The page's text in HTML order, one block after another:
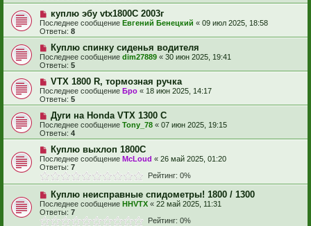
куплю эбу vtx1800C 2003г
Последнее сообщение Евгений Бенецкий « 09 июл 2025, 18:58
Ответы: 8
Куплю спинку сиденья водителя
Последнее сообщение dim27889 « 30 июн 2025, 19:41
Ответы: 5
VTX 1800 R, тормозная ручка
Последнее сообщение Бро « 18 июн 2025, 14:17
Ответы: 5
Дуги на Honda VTX 1300 C
Последнее сообщение Tony_78 « 07 июн 2025, 19:15
Ответы: 4
Куплю выхлоп 1800С
Последнее сообщение McLoud « 26 май 2025, 01:20
Ответы: 7
Рейтинг: 0%
Куплю неисправные спидометры! 1800 / 1300
Последнее сообщение HHVTX « 22 май 2025, 11:31
Ответы: 7
Рейтинг: 0%